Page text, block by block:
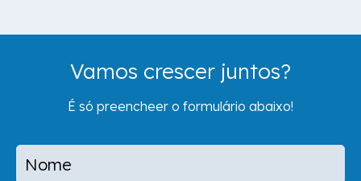
Vamos crescer juntos?
É só preencheer o formulário abaixo!